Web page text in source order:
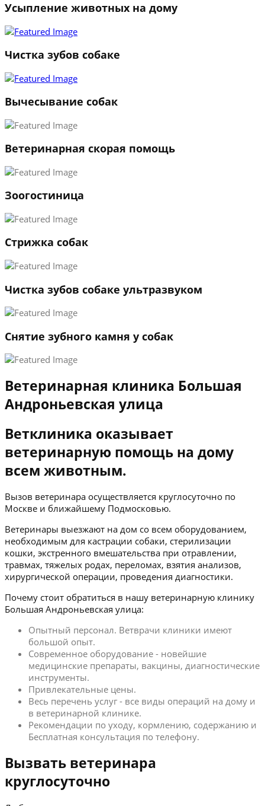
2
→
Усыпление животных на дому
Чистка зубов собаке
Вычесывание собак
Ветеринарная скорая помощь
Зоогостиница
Стрижка собак
Чистка зубов собаке ультразвуком
Снятие зубного камня у собак
Ветеринарная клиника Большая
Андроньевская улица
Ветклиника оказывает
ветеринарную помощь на дому
всем животным.
Вызов ветеринара осуществляется круглосуточно по
Москве и ближайшему Подмосковью.
Ветеринары выезжают на дом со всем оборудованием,
необходимым для кастрации собаки, стерилизации
кошки, экстренного вмешательства при отравлении,
травмах, тяжелых родах, переломах, взятия анализов,
хирургической операции, проведения диагностики.
Почему стоит обратиться в нашу ветеринарную клинику
Большая Андроньевская улица:
Опытный персонал. Ветврачи клиники имеют
большой опыт.
Современное оборудование - новейшие
медицинские препараты, вакцины, диагностические
инструменты.
Привлекательные цены.
Весь перечень услуг - все виды операций на дому и
в ветеринарной клинике.
Рекомендации по уходу, кормлению, содержанию и
Бесплатная консультация по телефону.
Вызвать ветеринара
круглосуточно